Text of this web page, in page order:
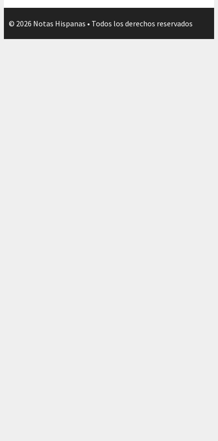
© 2026 Notas Hispanas • Todos los derechos reservados